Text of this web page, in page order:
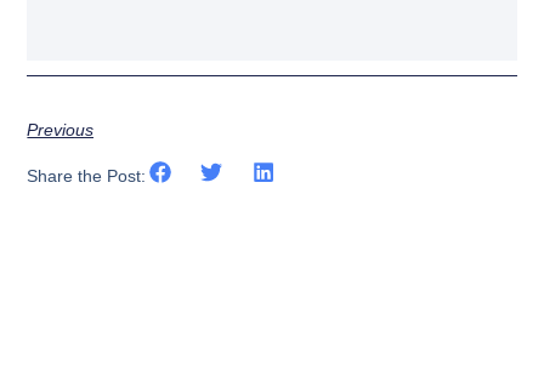
Previous
Share the Post: